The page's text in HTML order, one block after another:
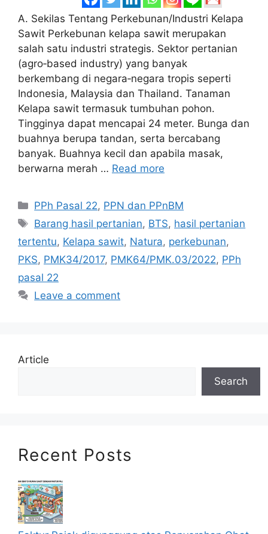
A. Sekilas Tentang Perkebunan/Industri Kelapa
Sawit Perkebunan kelapa sawit merupakan
salah satu industri strategis. Sektor pertanian
(agro‐based industry) yang banyak
berkembang di negara‐negara tropis seperti
Indonesia, Malaysia dan Thailand. Tanaman
Kelapa sawit termasuk tumbuhan pohon.
Tingginya dapat mencapai 24 meter. Bunga dan
buahnya berupa tandan, serta bercabang
banyak. Buahnya kecil dan apabila masak,
berwarna merah … Read more
Categories
PPh Pasal 22, PPN dan PPnBM
Tags
Barang hasil pertanian, BTS, hasil pertanian
tertentu, Kelapa sawit, Natura, perkebunan,
PKS, PMK34/2017, PMK64/PMK.03/2022, PPh
pasal 22
Leave a comment
Article
Search
Recent Posts